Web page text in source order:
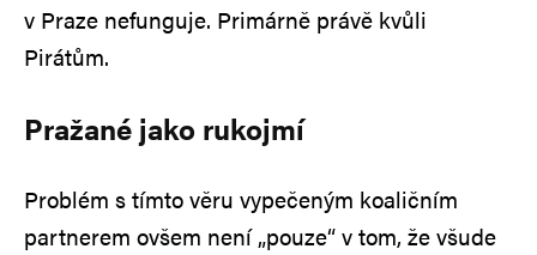
v Praze nefunguje. Primárně právě kvůli
Pirátům.
Pražané jako rukojmí
Problém s tímto věru vypečeným koaličním
partnerem ovšem není „pouze“ v tom, že všude